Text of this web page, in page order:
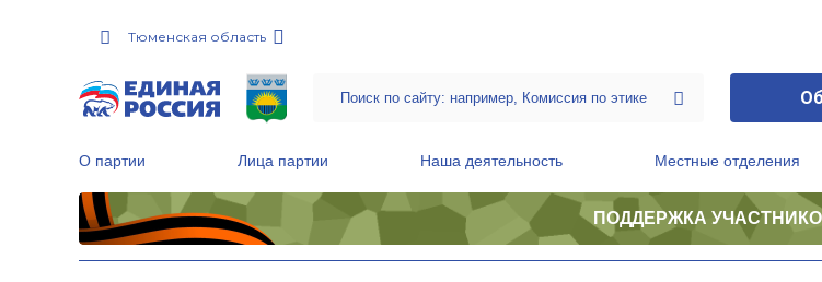
Тюменская область
О партии Лица партии Наша деятельность Местные отделения
ПОДДЕРЖКА